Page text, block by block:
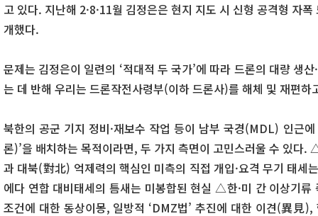
고 있다. 지난해 2·8·11월 김정은은 현지 지도 시 신형 공격형 자
개했다.
문제는 김정은이 일련의 ‘적대적 두 국가’에 따라 드론의 대량 생
는 데 반해 우리는 드론작전사령부(이하 드론사)를 해체 및 재편하
북한의 공군 기지 정비·재보수 작업 등이 남부 국경(MDL) 인근
론)’을 배치하는 목적이라면, 두 가지 측면이 고민스러울 수 있다.
과 대북(對北) 억제력의 핵심인 미측의 직접 개입·요격 무기 태세
에다 연합 대비태세의 틈새는 미봉합된 현실 △한·미 간 이상기류
조건에 대한 동상이몽, 일방적 ‘DMZ법’ 추진에 대한 이견(異見